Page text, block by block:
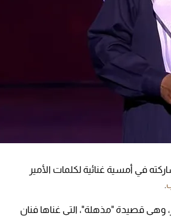
في أمسية غنائية لكلمات الأمير
.
قصيدة "مذهلة"، التي غناها فنان